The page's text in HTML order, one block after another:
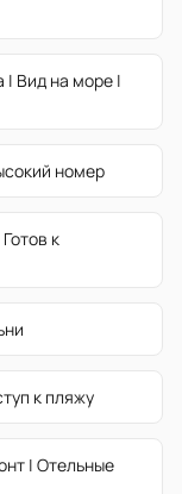
| Вид на море |
номер
к
к пляжу
| Отельные